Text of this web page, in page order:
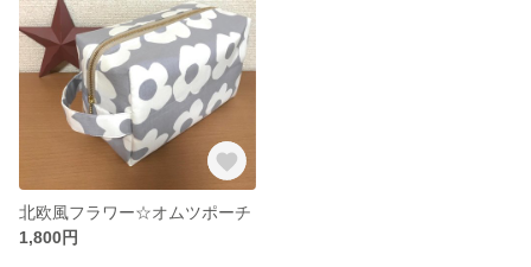
北欧風フラワー☆オムツポーチ
1,800円